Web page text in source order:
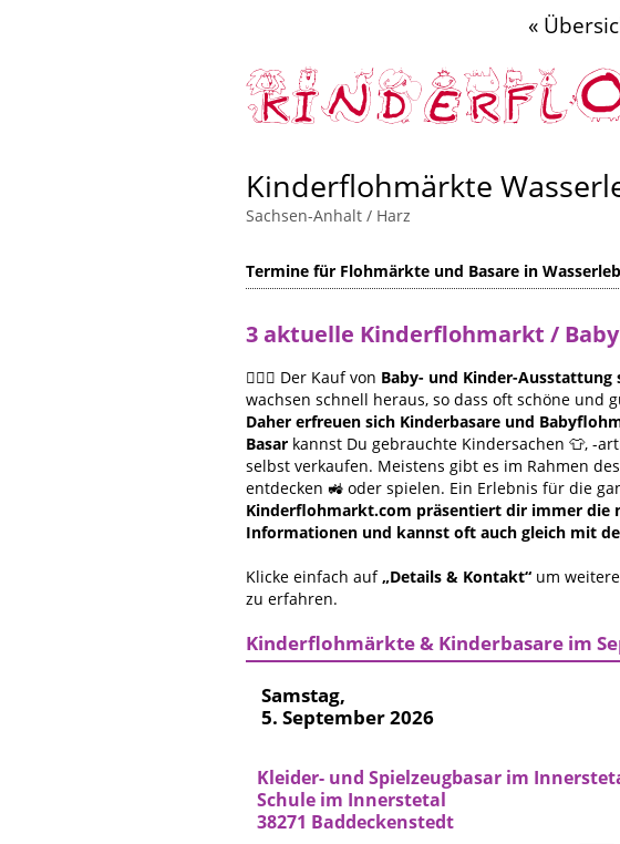
«
Kinderflohmärkte
Sachsen-Anhalt / Harz
Termine für Flohmärkte und Basare in
3 aktuelle Kinderflohmarkt /
🙋🏻‍♀️ Der Kauf von Baby- und Kinder-Ausstattung
wachsen schnell heraus, so dass oft schöne
Daher erfreuen sich Kinderbasare und
Basar kannst Du gebrauchte Kindersachen 👕, -
selbst verkaufen. Meistens gibt es im Rahmen
entdecken 🚜 oder spielen. Ein Erlebnis für die
Kinderflohmarkt.com präsentiert dir immer die
Informationen und kannst oft auch gleich mit
Klicke einfach auf„Details & Kontakt“ um
zu erfahren.
Kinderflohmärkte & Kinderbasare im
Samstag,
5. September 2026
Kleider- und Spielzeugbasar im
Schule im Innerstetal
38271 Baddeckenstedt